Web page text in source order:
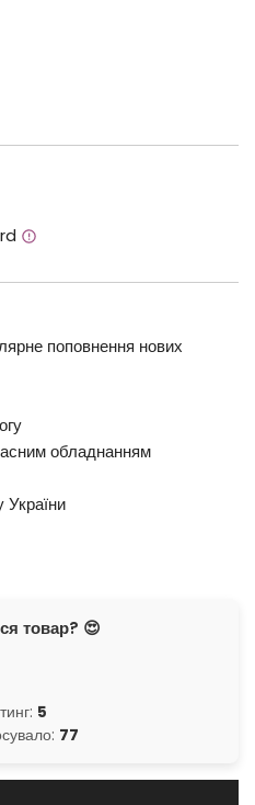
поповнення нових
обладнанням
товар? 😍
5
77